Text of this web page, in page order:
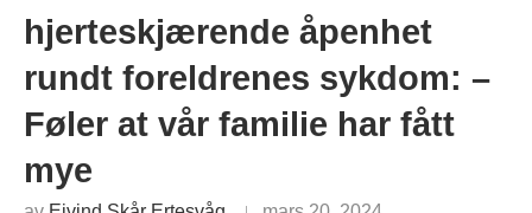
hjerteskjærende åpenhet
rundt foreldrenes sykdom: –
Føler at vår familie har fått
mye